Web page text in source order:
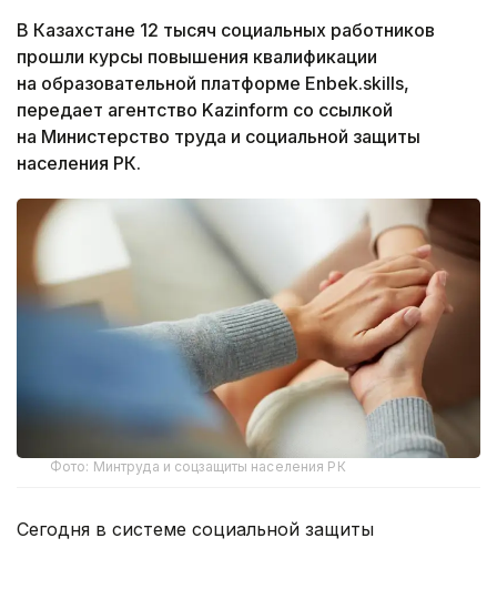
В Казахстане 12 тысяч социальных работников
прошли курсы повышения квалификации
на образовательной платформе Enbek.skills,
передает агентство Kazinform со ссылкой
на Министерство труда и социальной защиты
населения РК.
Фото: Минтруда и соцзащиты населения РК
Сегодня в системе социальной защиты